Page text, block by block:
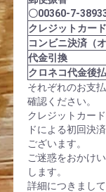
〇00360-7-
クレジットカード
コンビニ決済（
代金引換
クロネコ代金後
それぞれのお支
確認ください。
クレジットカー
ドによる初回決
ございます。
ご迷惑をおかけ
します。
詳細につきまし